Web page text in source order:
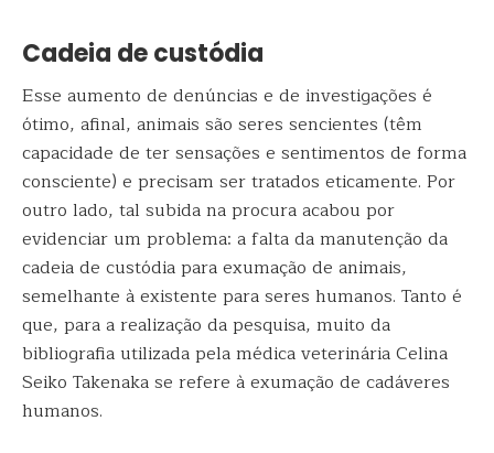
Cadeia de custódia
Esse aumento de denúncias e de investigações é
ótimo, afinal, animais são seres sencientes (têm
capacidade de ter sensações e sentimentos de forma
consciente) e precisam ser tratados eticamente. Por
outro lado, tal subida na procura acabou por
evidenciar um problema: a falta da manutenção da
cadeia de custódia para exumação de animais,
semelhante à existente para seres humanos. Tanto é
que, para a realização da pesquisa, muito da
bibliografia utilizada pela médica veterinária Celina
Seiko Takenaka se refere à exumação de cadáveres
humanos.